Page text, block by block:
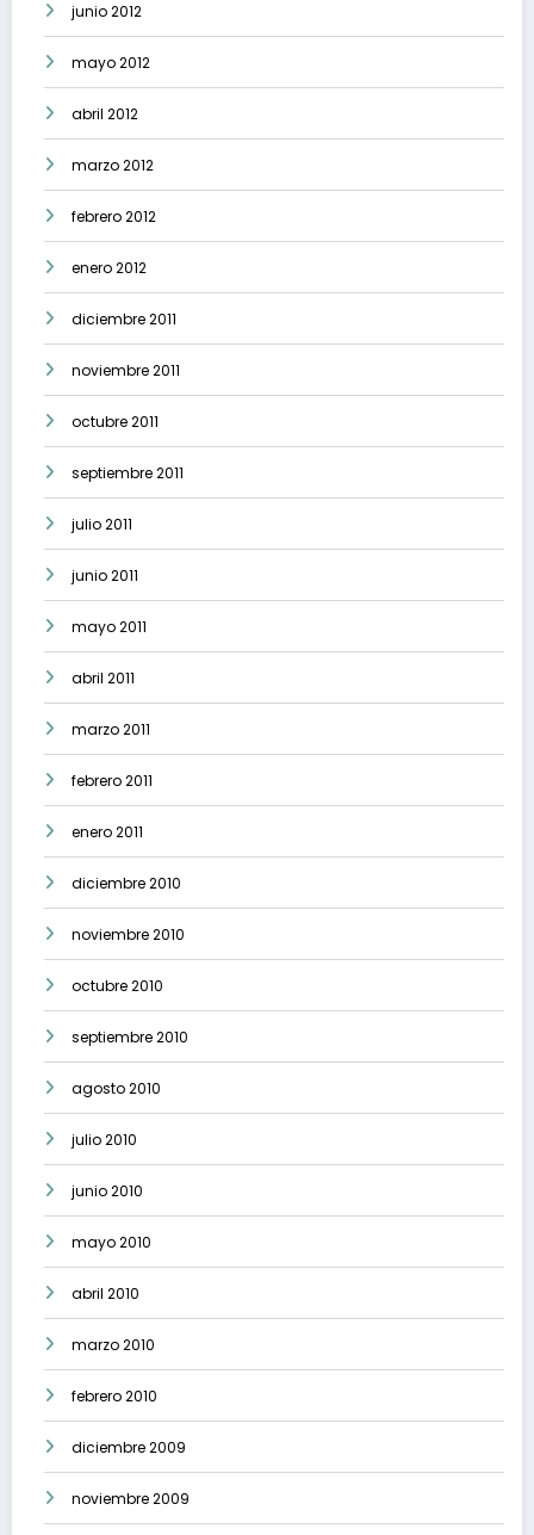
junio 2012
mayo 2012
abril 2012
marzo 2012
febrero 2012
enero 2012
diciembre 2011
noviembre 2011
octubre 2011
septiembre 2011
julio 2011
junio 2011
mayo 2011
abril 2011
marzo 2011
febrero 2011
enero 2011
diciembre 2010
noviembre 2010
octubre 2010
septiembre 2010
agosto 2010
julio 2010
junio 2010
mayo 2010
abril 2010
marzo 2010
febrero 2010
diciembre 2009
noviembre 2009